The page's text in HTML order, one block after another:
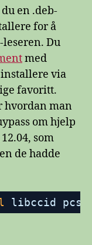
du en .deb-
for å
Du
med
via
favoritt.
hvordan man
om hjelp
som
de hadde
libccid